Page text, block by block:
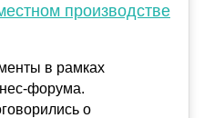
производстве
в рамках
форума.
о